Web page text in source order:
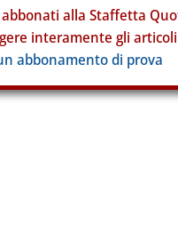
alla Staffetta
interamente gli
abbonamento di prova